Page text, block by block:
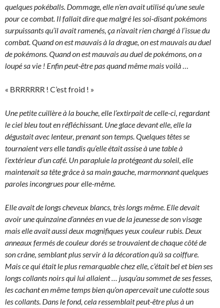
quelques pokéballs. Dommage, elle n’en avait utilisé qu’une seule
pour ce combat. Il fallait dire que malgré les soi-disant pokémons
surpuissants qu’il avait ramenés, ça n’avait rien changé à l’issue du
combat. Quand on est mauvais à la drague, on est mauvais au duel
de pokémons. Quand on est mauvais au duel de pokémons, on a
loupé sa vie ! Enfin peut-être pas quand même mais voilà …
« BRRRRRR ! C’est froid ! »
Une petite cuillère à la bouche, elle l’extirpait de celle-ci, regardant
le ciel bleu tout en réfléchissant. Une glace devant elle, elle la
dégustait avec lenteur, prenant son temps. Quelques têtes se
tournaient vers elle tandis qu’elle était assise à une table à
l’extérieur d’un café. Un parapluie la protégeant du soleil, elle
maintenait sa tête grâce à sa main gauche, marmonnant quelques
paroles incongrues pour elle-même.
Elle avait de longs cheveux blancs, très longs même. Elle devait
avoir une quinzaine d’années en vue de la jeunesse de son visage
mais elle avait aussi deux magnifiques yeux couleur rubis. Deux
anneaux fermés de couleur dorés se trouvaient de chaque côté de
son crâne, semblant plus servir à la décoration qu’à sa coiffure.
Mais ce qui était le plus remarquable chez elle, c’était bel et bien ses
longs collants noirs qui lui allaient … jusqu’au sommet de ses fesses,
les cachant en même temps bien qu’on apercevait une culotte sous
les collants. Dans le fond, cela ressemblait peut-être plus à un